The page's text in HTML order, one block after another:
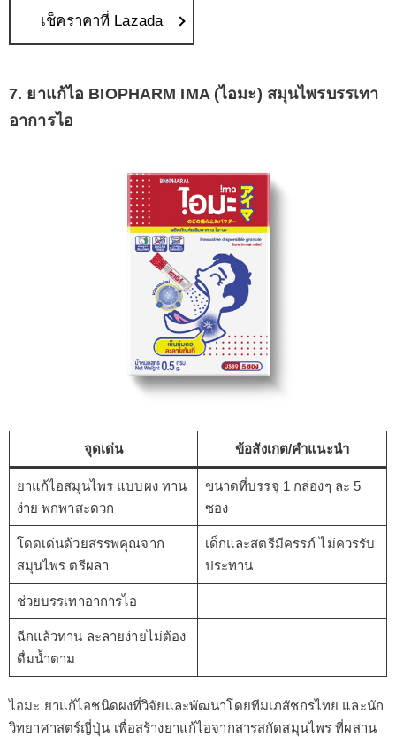
เช็คราคาที่ Lazada
7. ยาแก้ไอ BIOPHARM IMA (ไอมะ) สมุนไพรบรรเทา
อาการไอ
จุดเด่น ข้อสังเกต/คำแนะนำ
ยาแก้ไอสมุนไพร แบบผง ทาน
ง่าย พกพาสะดวก
ขนาดที่บรรจุ 1 กล่องๆ ละ 5
ซอง
โดดเด่นด้วยสรรพคุณจาก
สมุนไพร ตรีผลา
เด็กและสตรีมีครรภ์ ไม่ควรรับ
ประทาน
ช่วยบรรเทาอาการไอ
ฉีกแล้วทาน ละลายง่ายไม่ต้อง
ดื่มน้ำตาม
ไอมะ ยาแก้ไอชนิดผงที่วิจัยและพัฒนาโดยทีมเภสัชกรไทย และนัก
วิทยาศาสตร์ญี่ปุ่น เพื่อสร้างยาแก้ไอจากสารสกัดสมุนไพร ที่ผสาน